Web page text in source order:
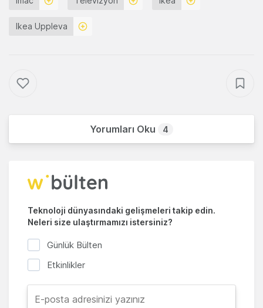
Ikea Uppleva
Yorumları Oku 4
Teknoloji dünyasındaki gelişmeleri takip edin.
Neleri size ulaştırmamızı istersiniz?
Günlük Bülten
Etkinlikler